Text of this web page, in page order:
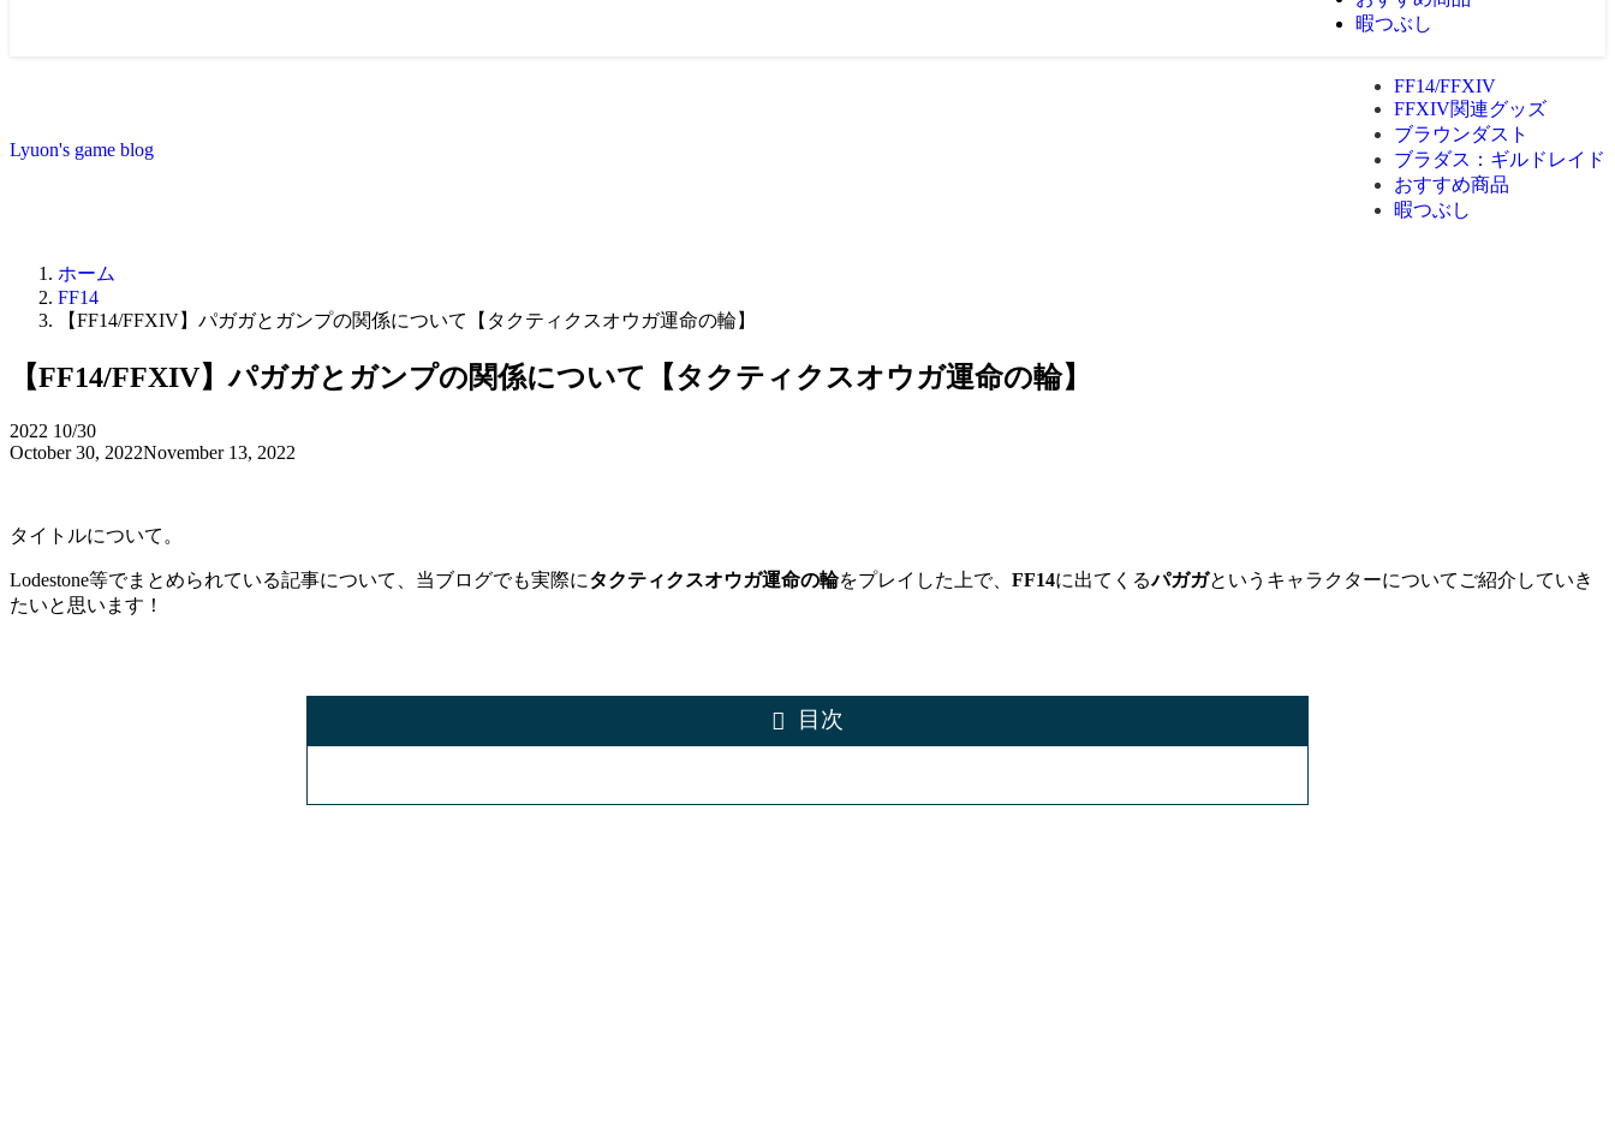
暇つぶし
Lyuon's game blog
FF14/FFXIV
FFXIV関連グッズ
ブラウンダスト
ブラダス：ギルドレイド
おすすめ商品
暇つぶし
ホーム
FF14
【FF14/FFXIV】パガガとガンプの関係について【タクティクスオウガ運命の輪】
【FF14/FFXIV】パガガとガンプの関係について【タクティクスオウガ運命の輪】
2022 10/30
October 30, 2022November 13, 2022
タイトルについて。
Lodestone等でまとめられている記事について、当ブログでも実際にタクティクスオウガ運命の輪をプレイした上で、 FF14に出てくるパガガというキャラクターについてご紹介していき
たいと思います！
目次